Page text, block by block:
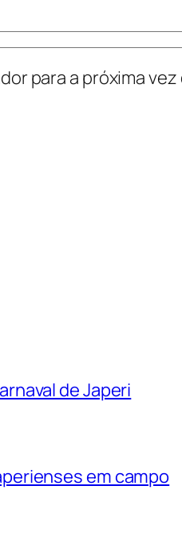
para a próxima
de Japeri
em campo